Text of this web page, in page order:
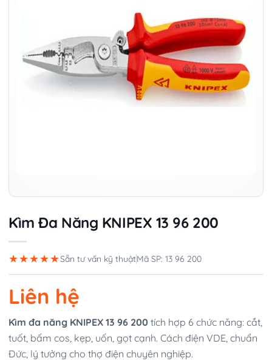
Kìm Đa Năng KNIPEX 13 96 200
★★★★★Sẵn tư vấn kỹ thuậtMã SP: 13 96 200
Liên hệ
Kìm đa năng KNIPEX 13 96 200 tích hợp 6 chức năng: cắt,
tuốt, bấm cos, kẹp, uốn, gọt cạnh. Cách điện VDE, chuẩn
Đức, lý tưởng cho thợ điện chuyên nghiệp.